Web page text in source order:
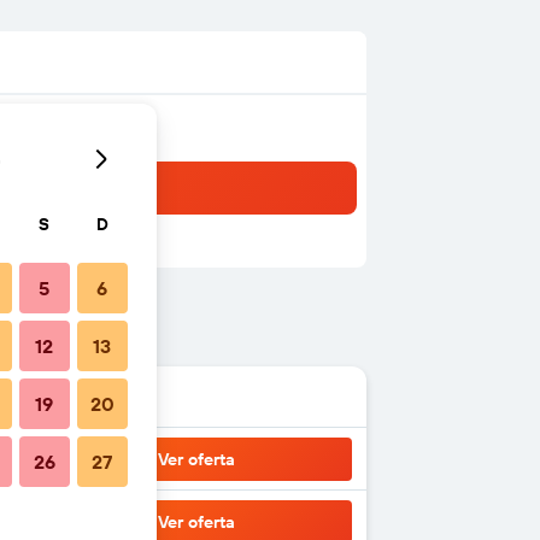
Ver oferta
Ver oferta
S D
5 6
12 13
19 20
26 27